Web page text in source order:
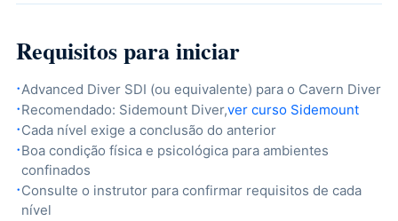
Requisitos para iniciar
Advanced Diver SDI (ou equivalente) para o Cavern Diver
Recomendado: Sidemount Diver,ver curso Sidemount
Cada nível exige a conclusão do anterior
Boa condição física e psicológica para ambientes
confinados
Consulte o instrutor para confirmar requisitos de cada
nível